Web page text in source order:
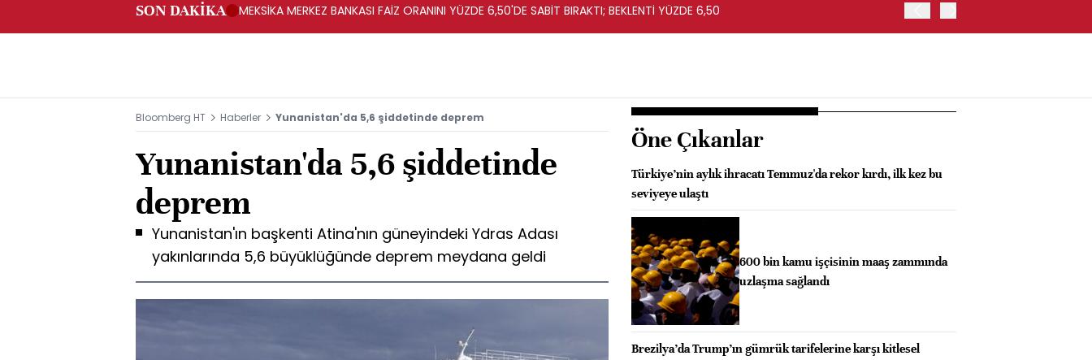
SON DAKİKA MEKSİKA MERKEZ BANKASI FAİZ ORANINI YÜZDE 6,50'DE SABİT BIRAKTI; BEKLENTİ YÜZDE 6,50
Bloomberg HT Haberler Yunanistan'da 5,6 şiddetinde deprem
Yunanistan'da 5,6 şiddetinde
deprem
Yunanistan'ın başkenti Atina'nın güneyindeki Ydras Adası
yakınlarında 5,6 büyüklüğünde deprem meydana geldi
Öne Çıkanlar
Türkiye’nin aylık ihracatı Temmuz'da rekor kırdı, ilk kez bu
seviyeye ulaştı
600 bin kamu işçisinin maaş zammında
uzlaşma sağlandı
Brezilya’da Trump’ın gümrük tarifelerine karşı kitlesel